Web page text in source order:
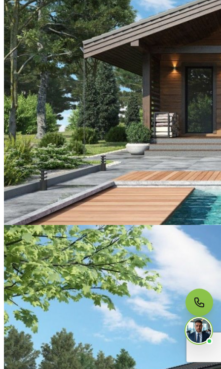
МЫ НА СВЯЗИ
Пишите нам
Онлайн · ответим за 5 минут
в рабочее время
Telegram
WhatsApp
MAX